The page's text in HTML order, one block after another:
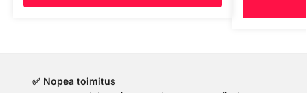
✅ Nopea toimitus